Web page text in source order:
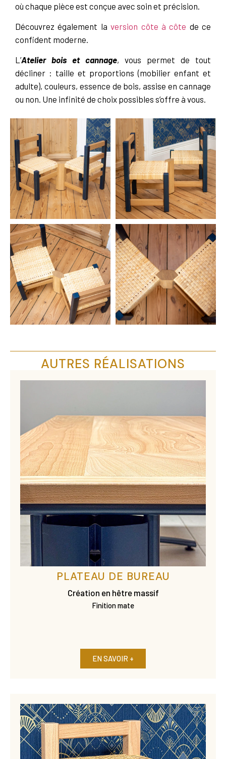
où chaque pièce est conçue avec soin et précision.
Découvrez également laversion côte à côte de ce
confident moderne.
L’Atelier bois et cannage, vous permet de tout
décliner : taille et proportions (mobilier enfant et
adulte), couleurs, essence de bois, assise en cannage
ou non. Une infinité de choix possibles s’offre à vous.
AUTRES RÉALISATIONS
PLATEAU DE BUREAU
Création en hêtre massif
Finition mate
EN SAVOIR +